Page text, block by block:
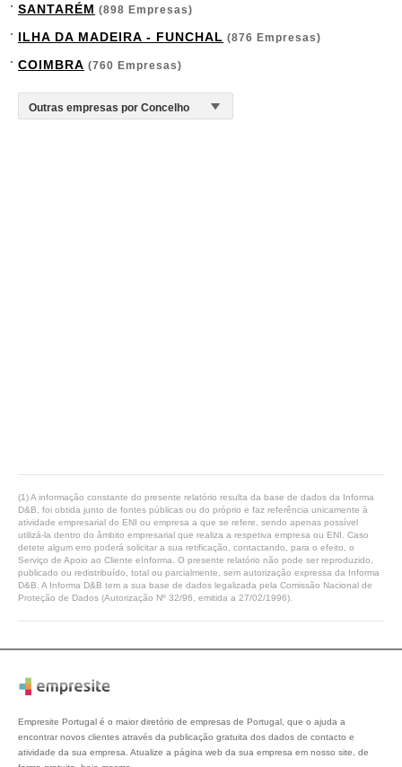
SANTARÉM (898 Empresas)
ILHA DA MADEIRA - FUNCHAL (876 Empresas)
COIMBRA (760 Empresas)
(1) A informação constante do presente relatório resulta da base de dados da Informa
D&B, foi obtida junto de fontes públicas ou do próprio e faz referência unicamente à
atividade empresarial do ENI ou empresa a que se refere, sendo apenas possível
utilizá-la dentro do âmbito empresarial que realiza a respetiva empresa ou ENI. Caso
detete algum erro poderá solicitar a sua retificação, contactando, para o efeito, o
Serviço de Apoio ao Cliente eInforma. O presente relatório não pode ser reproduzido,
publicado ou redistribuído, total ou parcialmente, sem autorização expressa da Informa
D&B. A Informa D&B tem a sua base de dados legalizada pela Comissão Nacional de
Proteção de Dados (Autorização Nº 32/96, emitida a 27/02/1996).
Empresite Portugal é o maior diretório de empresas de Portugal, que o ajuda a
encontrar novos clientes através da publicação gratuita dos dados de contacto e
atividade da sua empresa. Atualize a página web da sua empresa em nosso site, de